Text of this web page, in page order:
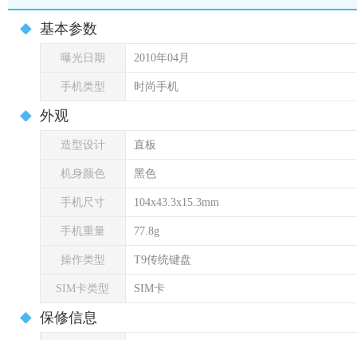
基本参数
曝光日期 2010年04月
手机类型 时尚手机
外观
造型设计 直板
机身颜色 黑色
手机尺寸 104x43.3x15.3mm
手机重量 77.8g
操作类型 T9传统键盘
SIM卡类型 SIM卡
保修信息